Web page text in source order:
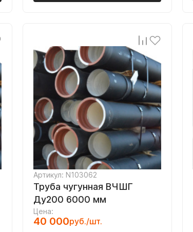
Артикул: N103062
Труба чугунная ВЧШГ
Ду200 6000 мм
Цена:
40 000руб./шт.